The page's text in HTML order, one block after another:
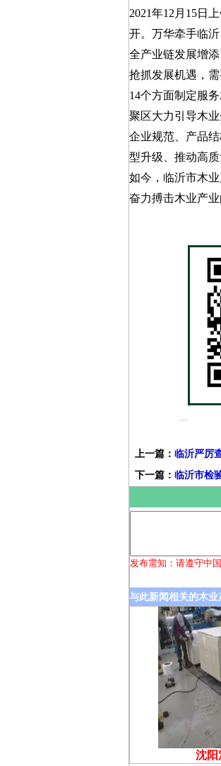
2021年12月15日
开。万华牵手临
全产业链发展增添
抢抓发展机遇，
14个方面制定服
聚区大力引导木
企业规范、产品
型升级、推动高质
如今，临沂市木
奋力搏击木业产业
上一篇： 临沂严厉
下一篇： 临沂市检
发布需知：请遵守中
与此新闻相关的木业
沈阳